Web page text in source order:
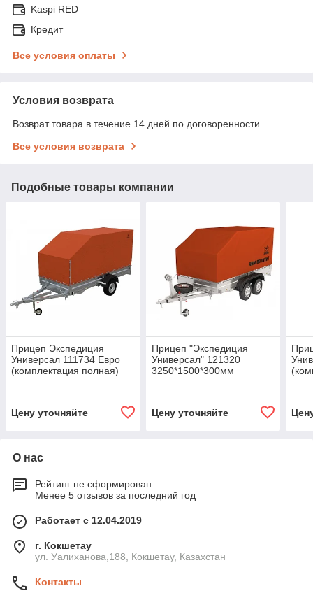
Kaspi RED
Кредит
Все условия оплаты
Условия возврата
Возврат товара в течение 14 дней по договоренности
Все условия возврата
Подобные товары компании
Прицеп Экспедиция
Универсал 111734 Евро
(комплектация полная)
Цену уточняйте
Прицеп "Экспедиция
Универсал" 121320
3250*1500*300мм
Цену уточняйте
О нас
Рейтинг не сформирован
Менее 5 отзывов за последний год
Работает с 12.04.2019
г. Кокшетау
ул. Уалиханова,188, Кокшетау, Казахстан
Контакты